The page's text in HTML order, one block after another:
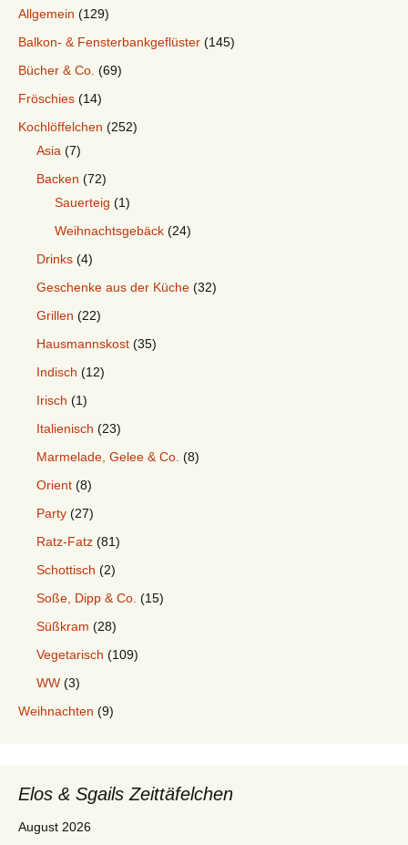
Allgemein (129)
Balkon- & Fensterbankgeflüster (145)
Bücher & Co. (69)
Fröschies (14)
Kochlöffelchen (252)
Asia (7)
Backen (72)
Sauerteig (1)
Weihnachtsgebäck (24)
Drinks (4)
Geschenke aus der Küche (32)
Grillen (22)
Hausmannskost (35)
Indisch (12)
Irisch (1)
Italienisch (23)
Marmelade, Gelee & Co. (8)
Orient (8)
Party (27)
Ratz-Fatz (81)
Schottisch (2)
Soße, Dipp & Co. (15)
Süßkram (28)
Vegetarisch (109)
WW (3)
Weihnachten (9)
Elos & Sgails Zeittäfelchen
August 2026